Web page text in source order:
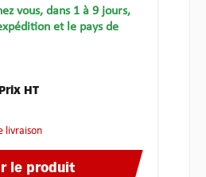
vous, dans 1 à 9 jours,
et le pays de
Prix HT
livraison
le produit